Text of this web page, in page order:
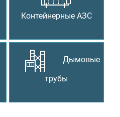
Контейнерные АЗС
Дымовые
трубы